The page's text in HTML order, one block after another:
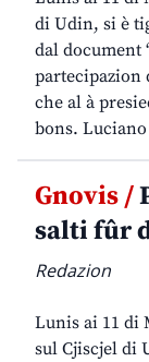
di Udin, si è
dal document
partecipazion
che al à
bons.
Gnovis /
salti fûr
Redazion
Lunis ai 11 di
sul Cjiscjel di